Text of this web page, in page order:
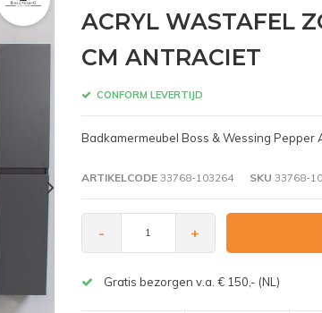
ACRYL WASTAFEL
CM ANTRACIET
CONFORM LEVERTIJD
Badkamermeubel Boss & Wessing
ARTIKELCODE33768-103264 SKU 33768-
- +
Gratis bezorgen v.a. € 150,- (NL)